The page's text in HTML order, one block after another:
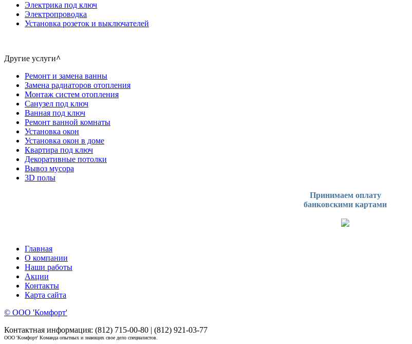
Электрика под ключ
Электропроводка
Установка розеток и выключателей
Другие услуги^
Ремонт и замена ванны
Замена радиаторов отопления
Монтаж систем отопления
Санузел под ключ
Ванная под ключ
Ремонт ванной комнаты
Установка окон
Установка окон в доме
Квартира под ключ
Декоративные потолки
Вывоз мусора
3D полы
Принимаем оплату
банковскими картами
Главная
О компании
Наши работы
Акции
Контакты
Карта сайта
© ООО 'Комфорт'
Контактная информация: (812) 715-00-80 | (812) 921-03-77
ООО 'Комфорт' Команда опытных и знающих свое дело специалистов.